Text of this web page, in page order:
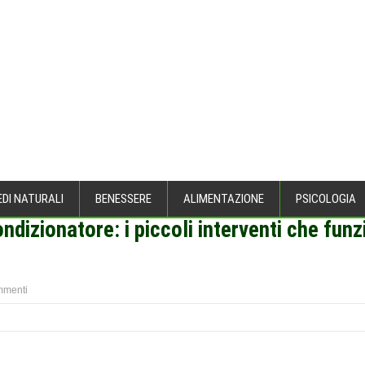
NATURALI BENESSERE ALIMENTAZIONE PSICOLOGIA
i piccoli interventi che